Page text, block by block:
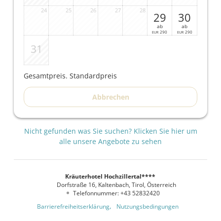
24 25 26 27 28
29
ab
EUR 290
30
ab
EUR 290
31
Gesamtpreis. Standardpreis
Abbrechen
Nicht gefunden was Sie suchen? Klicken Sie hier um
alle unsere Angebote zu sehen
Kräuterhotel Hochzillertal****
Dorfstraße 16 Kaltenbach Tirol Österreich
Telefonnummer:+43 52832420
Barrierefreiheitserklärung
Nutzungsbedingungen